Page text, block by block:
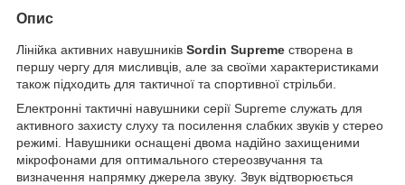
Опис
Лінійка активних навушників Sordin Supreme створена в
першу чергу для мисливців, але за своїми характеристиками
також підходить для тактичної та спортивної стрільби.
Електронні тактичні навушники серії Supreme служать для
активного захисту слуху та посилення слабких звуків у стерео
режимі. Навушники оснащені двома надійно захищеними
мікрофонами для оптимального стереозвучання та
визначення напрямку джерела звуку. Звук відтворюється